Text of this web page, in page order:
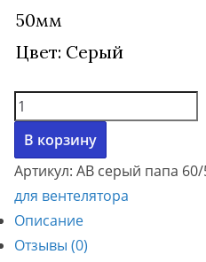
50мм
Цвет: Серый
Количество
товара
Адаптер,
крепление
для
вентилятора
60х60.
В корзину
Артикул: АВ серый папа 60/
для вентелятора
Описание
Отзывы (0)